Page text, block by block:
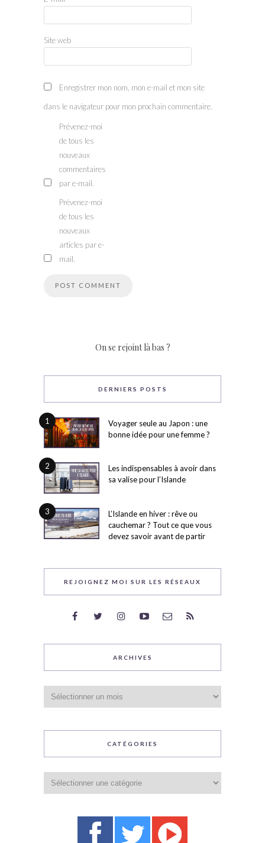
Site web
Enregistrer mon nom, mon e-mail et mon site
dans le navigateur pour mon prochain commentaire.
Prévenez-moi
de tous les
nouveaux
commentaires
par e-mail.
Prévenez-moi
de tous les
nouveaux
articles par e-
mail.
On se rejoint là bas ?
DERNIERS POSTS
1
Voyager seule au Japon : une
bonne idée pour une femme ?
2
Les indispensables à avoir dans
sa valise pour l’Islande
3
L’Islande en hiver : rêve ou
cauchemar ? Tout ce que vous
devez savoir avant de partir
REJOIGNEZ MOI SUR LES RÉSEAUX
ARCHIVES
CATÉGORIES